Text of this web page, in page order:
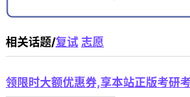
相关话题/复试 志愿
领限时大额优惠券,享本站正版考研